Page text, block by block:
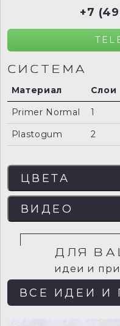
+7
СИСТЕМА
Материал Слои
Primer Normal
1
Plastogum
2
ЦВЕТА
ЦВЕТА
Отображение цвета
заказывать пробный
определения цвета.
ВИДЕО
ДЛЯ
идеи и
ВСЕ ИДЕИ И